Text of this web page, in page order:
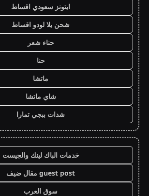
ايتونز سعودي اقساط
شحن يلا لودو اقساط
حناء شعر
حنا
ماتشا
شاي ماتشا
شدات ببجي تمارا
خدمات الباك لينك والجيست
guest post مقال ضيف
سوق العرب